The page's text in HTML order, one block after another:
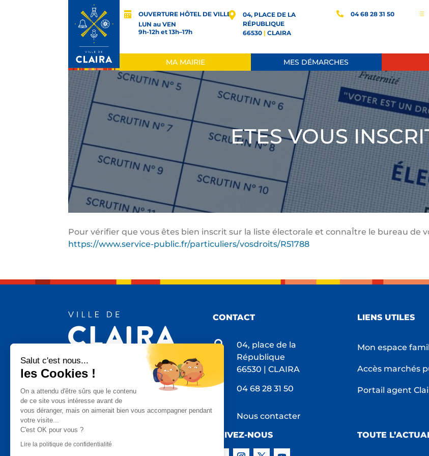
OUVERTURE HÔTEL DE VILLE
LUN au VEN
9h-12h et 13h–17h
04, PLACE DE LA
RÉPUBLIQUE
66530| CLAIRA
04 68 28 31 50 d
MA MAIRIE MES DÉMARCHES
ETES VOUS
Pour vérifier que vous êtes bien inscrit sur la liste électorale et connaÎtre le bureau de
https://www.service-public.fr/particuliers/vosdroits/R51788
CONTACT

04, place de la
République
66530 | CLAIRA
 04 68 28 31 50
Nous contacter
LIENS UTILES
Mon espace
Accès marchés
Portail agent
SUIVEZ-NOUS TOUTE
Salut c'est nous...
les Cookies !
On a attendu d'être sûrs que le contenu
de ce site vous intéresse avant de
vous déranger, mais on aimerait bien vous accompagner pendant
votre visite...
C'est OK pour vous ?
Lire la politique de confidentialité